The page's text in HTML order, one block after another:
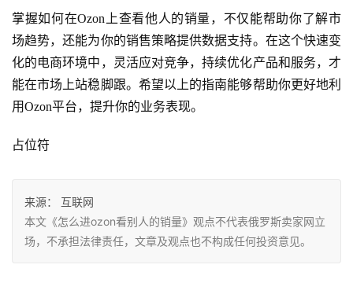
掌握如何在Ozon上查看他人的销量，不仅能帮助你了解市
场趋势，还能为你的销售策略提供数据支持。在这个快速变
化的电商环境中，灵活应对竞争，持续优化产品和服务，才
能在市场上站稳脚跟。希望以上的指南能够帮助你更好地利
用Ozon平台，提升你的业务表现。
占位符
来源：
互联网
本文《怎么进ozon看别人的销量》观点不代表俄罗斯卖家网立
场，不承担法律责任，文章及观点也不构成任何投资意见。